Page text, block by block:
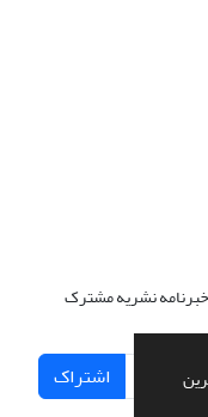
خبرنامه نشریه مشترک
اشتراک